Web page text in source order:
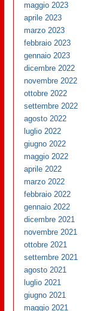
maggio 2023
aprile 2023
marzo 2023
febbraio 2023
gennaio 2023
dicembre 2022
novembre 2022
ottobre 2022
settembre 2022
agosto 2022
luglio 2022
giugno 2022
maggio 2022
aprile 2022
marzo 2022
febbraio 2022
gennaio 2022
dicembre 2021
novembre 2021
ottobre 2021
settembre 2021
agosto 2021
luglio 2021
giugno 2021
maggio 2021